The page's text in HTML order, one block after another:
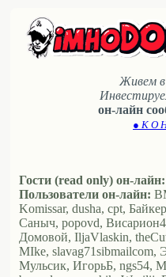
Живем
он-лайн
● К О
Гости (read only) он-лайн:
Пользователи он-лайн:
Komissar, dusha, cpt,
Саныч, popovd,
Домовой, IljaVlaskin,
MIke, slavag71sibmailcom,
Мульсик, ИгорьБ, ngs54,